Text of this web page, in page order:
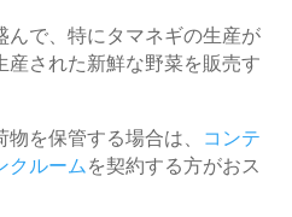
んで、特にタマネギの生産が
産された新鮮な野菜を販売す
を保管する場合は、 コンテ
クルーム を契約する方がおス